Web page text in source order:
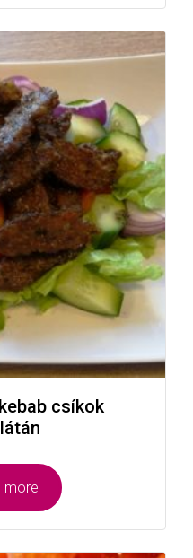
csíkok
more